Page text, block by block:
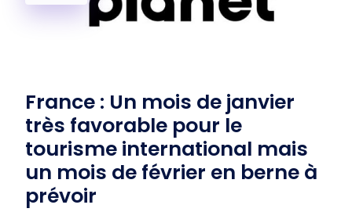
France : Un mois de janvier
très favorable pour le
tourisme international mais
un mois de février en berne à
prévoir